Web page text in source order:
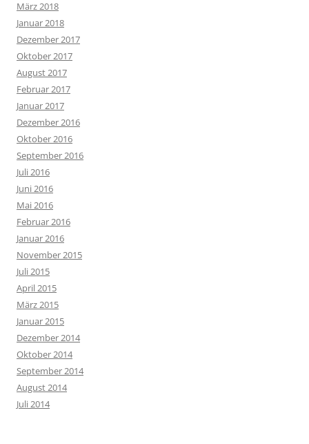
März 2018
Januar 2018
Dezember 2017
Oktober 2017
August 2017
Februar 2017
Januar 2017
Dezember 2016
Oktober 2016
September 2016
Juli 2016
Juni 2016
Mai 2016
Februar 2016
Januar 2016
November 2015
Juli 2015
April 2015
März 2015
Januar 2015
Dezember 2014
Oktober 2014
September 2014
August 2014
Juli 2014